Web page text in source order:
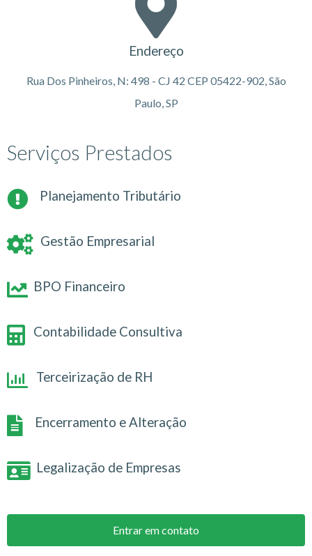
Endereço
Rua Dos Pinheiros, N: 498 - CJ 42 CEP 05422-902, São
Paulo, SP
Serviços Prestados
Planejamento Tributário
Gestão Empresarial
BPO Financeiro
Contabilidade Consultiva
Terceirização de RH
Encerramento e Alteração
Legalização de Empresas
Entrar em contato